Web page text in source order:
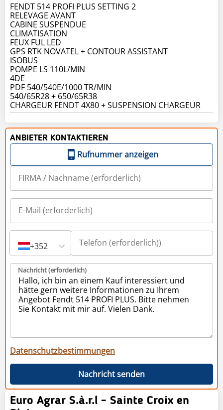
FENDT 514 PROFI PLUS SETTING 2
RELEVAGE AVANT
CABINE SUSPENDUE
CLIMATISATION
FEUX FUL LED
GPS RTK NOVATEL + CONTOUR ASSISTANT
ISOBUS
POMPE LS 110L/MIN
4DE
PDF 540/540E/1000 TR/MIN
540/65R28 + 650/65R38
CHARGEUR FENDT 4X80 + SUSPENSION CHARGEUR
ANBIETER KONTAKTIEREN
Rufnummer anzeigen
+352
Nachricht (erforderlich)
Datenschutzbestimmungen
Nachricht senden
Euro Agrar S.à.r.l - Sainte Croix en